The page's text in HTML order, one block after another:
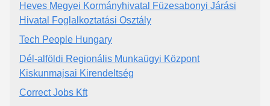
Heves Megyei Kormányhivatal Füzesabonyi Járási
Hivatal Foglalkoztatási Osztály
Tech People Hungary
Dél-alföldi Regionális Munkaügyi Központ
Kiskunmajsai Kirendeltség
Correct Jobs Kft